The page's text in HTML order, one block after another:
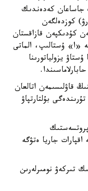
جاساعان كەدەندىك
كوزدەلگەن
كۇدىكپەن قازاقستان
«ا» ۇستالىپ، الماتى
يزولياتورىنا
سوتىنىڭ قاۋلىسىمەن اتالعان
بۇلتارتپاۋ
وزگە اقپارات جاريا ەتۋگە
تىركەۋ نومىرلەرىن